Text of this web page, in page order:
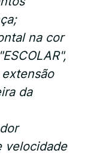
na cor
da
velocidade